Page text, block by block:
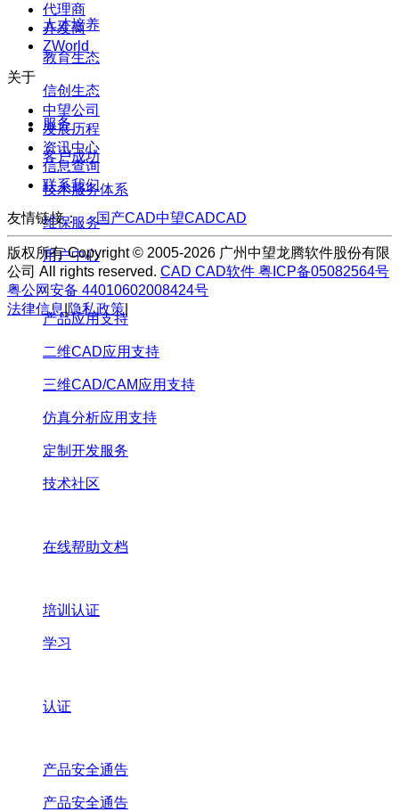
人才培养
教育生态
信创生态
服务
客户成功
技术服务体系
维保服务
用户中心
产品应用支持
二维CAD应用支持
三维CAD/CAM应用支持
仿真分析应用支持
定制开发服务
技术社区
在线帮助文档
培训认证
学习
认证
产品安全通告
产品安全通告
代理商
开发商
ZWorld
关于
中望公司
发展历程
资讯中心
信息查询
联系我们
友情链接： 国产CAD中望CADCAD
版权所有 Copyright © 2005-2026 广州中望龙腾软件股份有限
公司 All rights reserved. CAD CAD软件 粤ICP备05082564号
粤公网安备 44010602008424号
法律信息|隐私政策